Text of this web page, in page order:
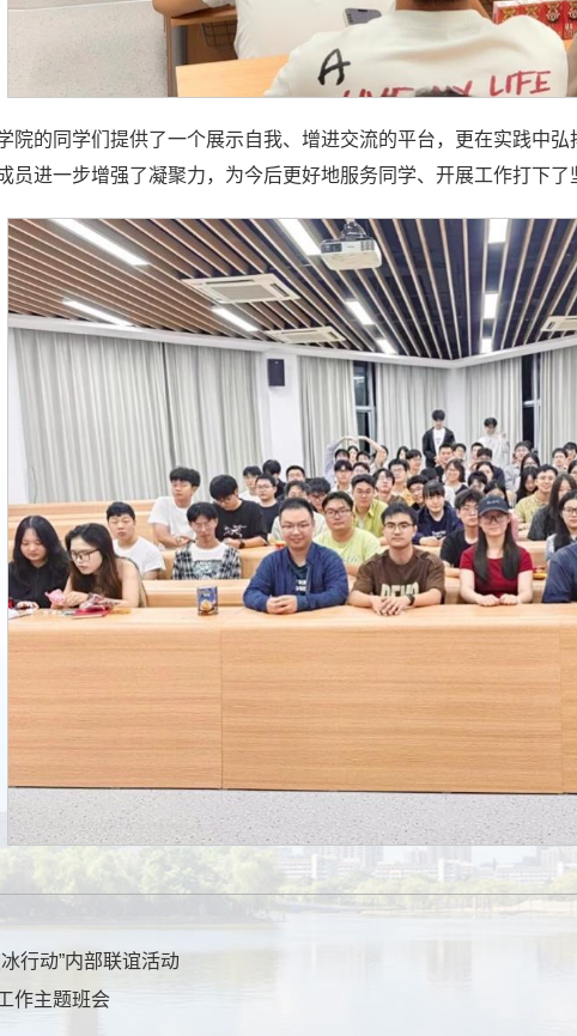
院的同学们提供了一个展示自我、增进交流的平台，更在实践中
员进一步增强了凝聚力，为今后更好地服务同学、开展工作打下了
行动”内部联谊活动
作主题班会